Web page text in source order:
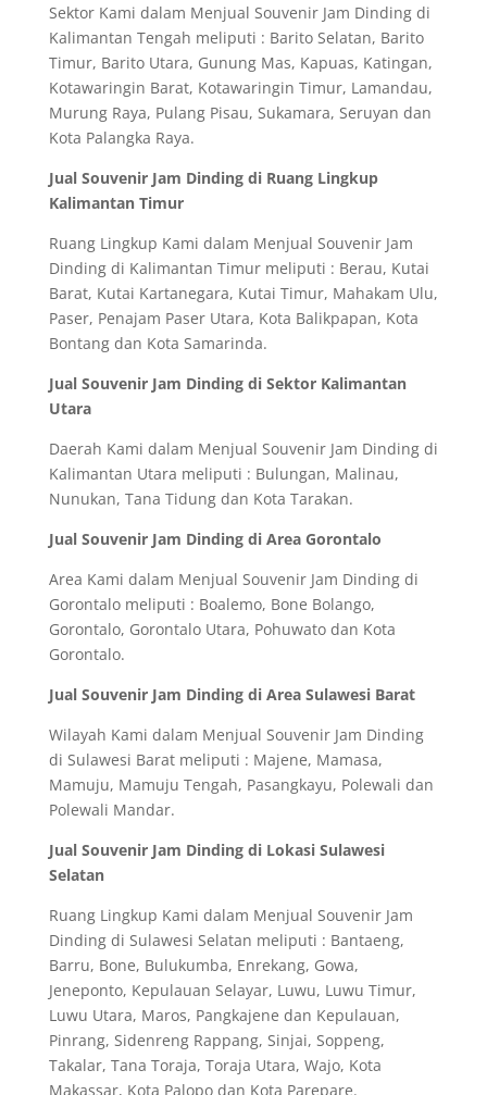
Sektor Kami dalam Menjual Souvenir Jam Dinding di
Kalimantan Tengah meliputi : Barito Selatan, Barito
Timur, Barito Utara, Gunung Mas, Kapuas, Katingan,
Kotawaringin Barat, Kotawaringin Timur, Lamandau,
Murung Raya, Pulang Pisau, Sukamara, Seruyan dan
Kota Palangka Raya.
Jual Souvenir Jam Dinding di Ruang Lingkup
Kalimantan Timur
Ruang Lingkup Kami dalam Menjual Souvenir Jam
Dinding di Kalimantan Timur meliputi : Berau, Kutai
Barat, Kutai Kartanegara, Kutai Timur, Mahakam Ulu,
Paser, Penajam Paser Utara, Kota Balikpapan, Kota
Bontang dan Kota Samarinda.
Jual Souvenir Jam Dinding di Sektor Kalimantan
Utara
Daerah Kami dalam Menjual Souvenir Jam Dinding di
Kalimantan Utara meliputi : Bulungan, Malinau,
Nunukan, Tana Tidung dan Kota Tarakan.
Jual Souvenir Jam Dinding di Area Gorontalo
Area Kami dalam Menjual Souvenir Jam Dinding di
Gorontalo meliputi : Boalemo, Bone Bolango,
Gorontalo, Gorontalo Utara, Pohuwato dan Kota
Gorontalo.
Jual Souvenir Jam Dinding di Area Sulawesi Barat
Wilayah Kami dalam Menjual Souvenir Jam Dinding
di Sulawesi Barat meliputi : Majene, Mamasa,
Mamuju, Mamuju Tengah, Pasangkayu, Polewali dan
Polewali Mandar.
Jual Souvenir Jam Dinding di Lokasi Sulawesi
Selatan
Ruang Lingkup Kami dalam Menjual Souvenir Jam
Dinding di Sulawesi Selatan meliputi : Bantaeng,
Barru, Bone, Bulukumba, Enrekang, Gowa,
Jeneponto, Kepulauan Selayar, Luwu, Luwu Timur,
Luwu Utara, Maros, Pangkajene dan Kepulauan,
Pinrang, Sidenreng Rappang, Sinjai, Soppeng,
Takalar, Tana Toraja, Toraja Utara, Wajo, Kota
Makassar, Kota Palopo dan Kota Parepare.